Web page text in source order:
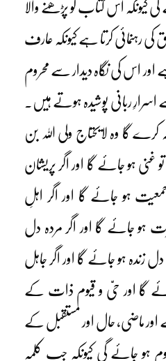
گی کیونکہ اس کتاب کو پڑھنے والا
کی رہنمائی کرتا ہے کیونکہ عارف
اس کی نگاہ دیدار سے محروم
ربانی پوشیدہ ہوتے ہیں۔
گا وہ لایحتاج ولی اللہ بن
ہو جائے گا اور اگر پریشان
ہو جائے گا اور اگر اہلِ
جائے گا اور اگر مردہ دل
زندہ ہو جائے گا اور اگر جاہل
گا اور حیّ و قیوم ذات کے
ماضی، حال اور مستقبل کے
ہو جائے گی کیونکہ جب کلمہ